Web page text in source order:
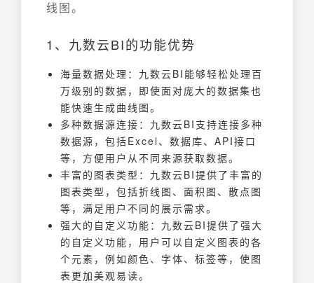
线图。
1、九数云BI的功能优势
海量数据处理：九数云BI能够轻松处理百
万级别的数据，即使面对庞大的数据集也
能快速生成曲线图。
多种数据源连接：九数云BI支持连接多种
数据源，包括Excel、数据库、API接口
等，方便用户从不同来源获取数据。
丰富的图表类型：九数云BI提供了丰富的
图表类型，包括折线图、面积图、散点图
等，满足用户不同的展示需求。
强大的自定义功能：九数云BI提供了强大
的自定义功能，用户可以自定义图表的各
个元素，例如颜色、字体、标签等，使图
表更加美观易读。